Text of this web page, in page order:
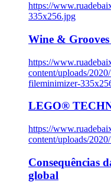
https://
335x256.jpg
Wine & Grooves
https://
content/uploads/
fileminimizer-
LEGO®
https://
content/uploads/
Consequências
global